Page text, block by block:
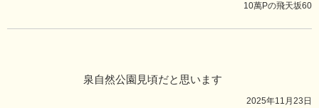
10萬Pの飛天坂60
泉自然公園見頃だと思います
2025年11月23日